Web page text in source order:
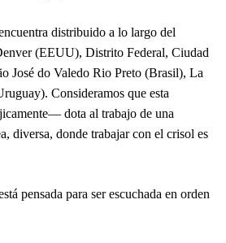
distribuido a lo largo del
(EEUU), Distrito Federal, Ciudad
José do Valedo Rio Preto (Brasil), La
Consideramos que esta
dota al trabajo de una
diversa, donde trabajar con el crisol es
pensada para ser escuchada en orden